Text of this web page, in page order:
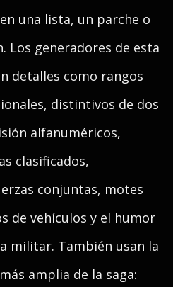
una lista, un parche o
Los generadores de esta
detalles como rangos
distintivos de dos
alfanuméricos,
clasificados,
conjuntas, motes
de vehículos y el humor
militar. También usan la
amplia de la saga: